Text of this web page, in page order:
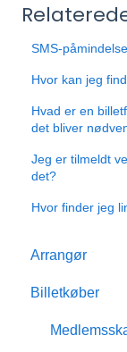
SMS-påmindelse
Hvor kan jeg
Hvad er en
det bliver
Jeg er tilmeldt
det?
Hvor finder jeg
Arrangør
Kom godt i
Mit Billetto
Billetkøber